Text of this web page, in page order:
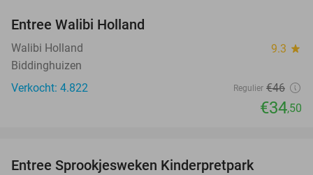
Entree Walibi Holland
Walibi Holland 9.3 star
Biddinghuizen
Verkocht: 4.822
Regulier €46
€34,50
Entree Sprookjesweken Kinderpretpark